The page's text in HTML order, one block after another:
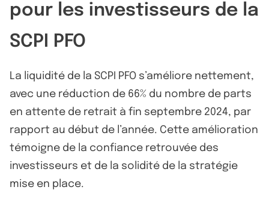
pour les investisseurs de la
SCPI PFO
La liquidité de la SCPI PFO s’améliore nettement,
avec une réduction de 66% du nombre de parts
en attente de retrait à fin septembre 2024, par
rapport au début de l’année. Cette amélioration
témoigne de la confiance retrouvée des
investisseurs et de la solidité de la stratégie
mise en place.